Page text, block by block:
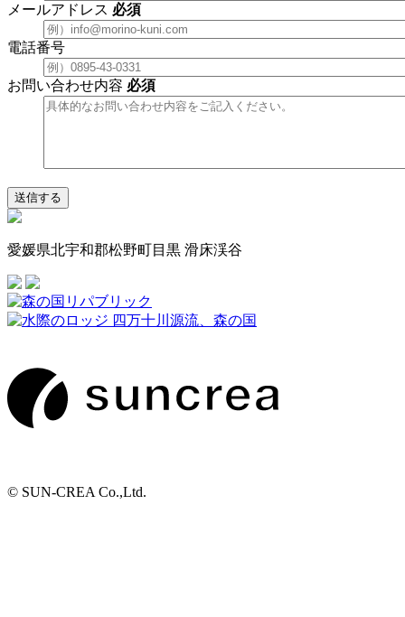
メールアドレス 必須
電話番号
お問い合わせ内容 必須
愛媛県北宇和郡松野町目黒 滑床渓谷
© SUN-CREA Co.,Ltd.